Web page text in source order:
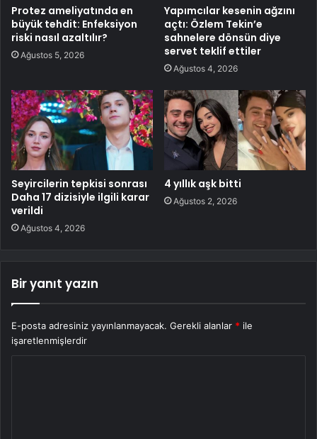
Protez ameliyatında en
büyük tehdit: Enfeksiyon
riski nasıl azaltılır?
Ağustos 5, 2026
Yapımcılar kesenin ağzını
açtı: Özlem Tekin’e
sahnelere dönsün diye
servet teklif ettiler
Ağustos 4, 2026
Seyircilerin tepkisi sonrası
Daha 17 dizisiyle ilgili karar
verildi
Ağustos 4, 2026
4 yıllık aşk bitti
Ağustos 2, 2026
Bir yanıt yazın
E-posta adresiniz yayınlanmayacak. Gerekli alanlar * ile
işaretlenmişlerdir